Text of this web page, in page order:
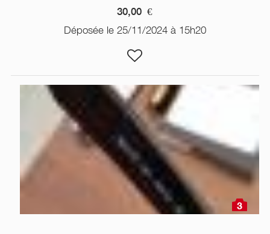
30,00 €
Déposée le 25/11/2024 à 15h20
3